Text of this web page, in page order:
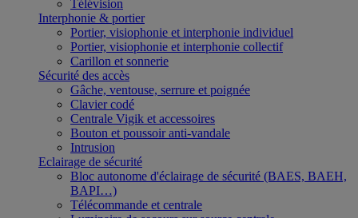
Télévision
Interphonie & portier
Portier, visiophonie et interphonie individuel
Portier, visiophonie et interphonie collectif
Carillon et sonnerie
Sécurité des accès
Gâche, ventouse, serrure et poignée
Clavier codé
Centrale Vigik et accessoires
Bouton et poussoir anti-vandale
Intrusion
Eclairage de sécurité
Bloc autonome d'éclairage de sécurité (BAES, BAEH,
BAPI…)
Télécommande et centrale